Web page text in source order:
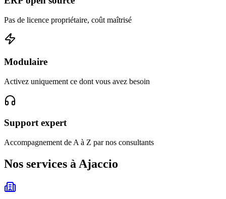
Pas de licence propriétaire, coût maîtrisé
Modulaire
Activez uniquement ce dont vous avez besoin
Support expert
Accompagnement de A à Z par nos consultants
Nos services à Ajaccio